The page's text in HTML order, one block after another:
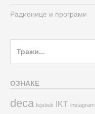
Радионице и програми
ОЗНАКЕ
deca fejsbuk IKT instagram